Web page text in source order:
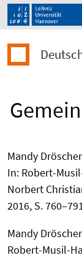
Mandy
In: Robert-
Norbert
2016, S.
Mandy
Robert-Musil-